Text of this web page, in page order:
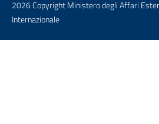
2026 Copyright Ministero degli Affari
Internazionale